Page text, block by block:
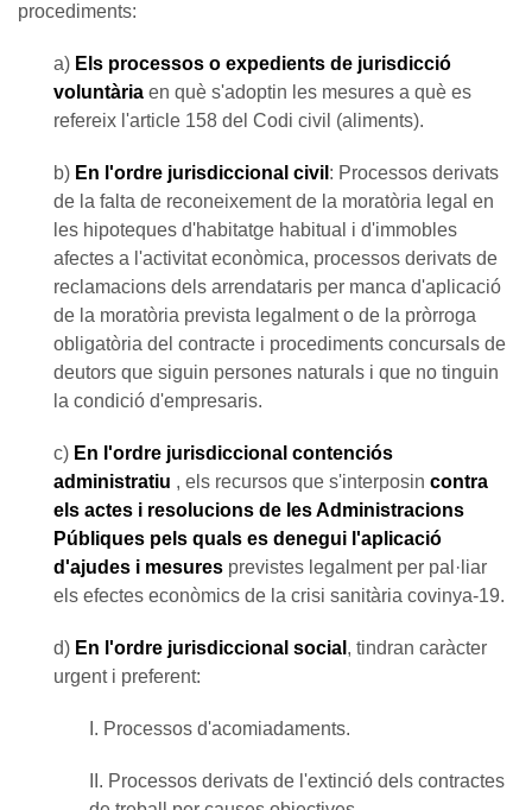
procediments:
a) Els processos o expedients de jurisdicció
voluntària en què s'adoptin les mesures a què es
refereix l'article 158 del Codi civil (aliments).
b) En l'ordre jurisdiccional civil : Processos derivats
de la falta de reconeixement de la moratòria legal en
les hipoteques d'habitatge habitual i d'immobles
afectes a l'activitat econòmica, processos derivats de
reclamacions dels arrendataris per manca d'aplicació
de la moratòria prevista legalment o de la pròrroga
obligatòria del contracte i procediments concursals de
deutors que siguin persones naturals i que no tinguin
la condició d'empresaris.
c) En l'ordre jurisdiccional contenciós
administratiu , els recursos que s'interposin contra
els actes i resolucions de les Administracions
Públiques pels quals es denegui l'aplicació
d'ajudes i mesures previstes legalment per pal·liar
els efectes econòmics de la crisi sanitària covinya-19.
d) En l'ordre jurisdiccional social , tindran caràcter
urgent i preferent:
I. Processos d'acomiadaments.
II. Processos derivats de l'extinció dels contractes